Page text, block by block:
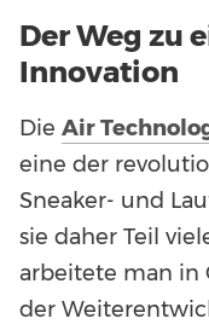
Der Weg zu
Innovation
Die Air
eine der
Sneaker- und
sie daher Teil
arbeitete man in
der